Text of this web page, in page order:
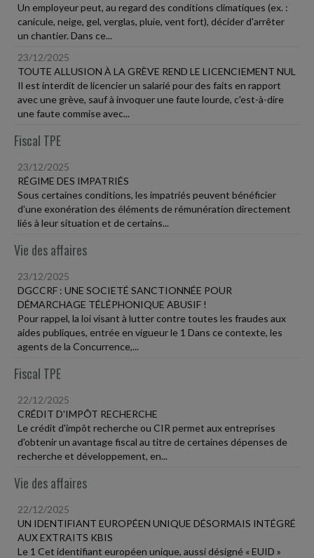
Un employeur peut, au regard des conditions climatiques (ex. :
canicule, neige, gel, verglas, pluie, vent fort), décider d'arrêter
un chantier. Dans ce...
23/12/2025
TOUTE ALLUSION À LA GRÈVE REND LE LICENCIEMENT NUL
Il est interdit de licencier un salarié pour des faits en rapport
avec une grève, sauf à invoquer une faute lourde, c'est-à-dire
une faute commise avec...
Fiscal TPE
23/12/2025
RÉGIME DES IMPATRIÉS
Sous certaines conditions, les impatriés peuvent bénéficier
d'une exonération des éléments de rémunération directement
liés à leur situation et de certains...
Vie des affaires
23/12/2025
DGCCRF : UNE SOCIETÉ SANCTIONNÉE POUR
DÉMARCHAGE TÉLÉPHONIQUE ABUSIF !
Pour rappel, la loi visant à lutter contre toutes les fraudes aux
aides publiques, entrée en vigueur le 1 Dans ce contexte, les
agents de la Concurrence,...
Fiscal TPE
22/12/2025
CRÉDIT D'IMPÔT RECHERCHE
Le crédit d'impôt recherche ou CIR permet aux entreprises
d'obtenir un avantage fiscal au titre de certaines dépenses de
recherche et développement, en...
Vie des affaires
22/12/2025
UN IDENTIFIANT EUROPÉEN UNIQUE DÉSORMAIS INTÉGRÉ
AUX EXTRAITS KBIS
Le 1 Cet identifiant européen unique, aussi désigné « EUID »